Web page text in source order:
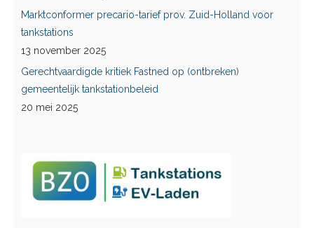
Marktconformer precario-tarief prov. Zuid-Holland voor
tankstations
13 november 2025
Gerechtvaardigde kritiek Fastned op (ontbreken)
gemeentelijk tankstationbeleid
20 mei 2025